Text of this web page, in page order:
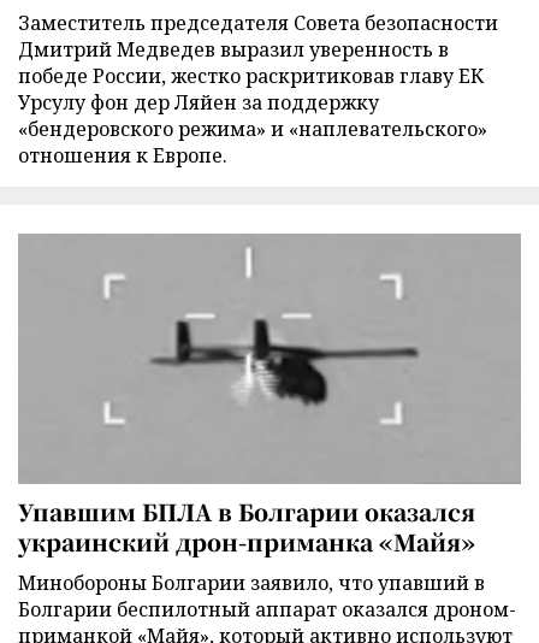
Заместитель председателя Совета безопасности
Дмитрий Медведев выразил уверенность в
победе России, жестко раскритиковав главу ЕК
Урсулу фон дер Ляйен за поддержку
«бендеровского режима» и «наплевательского»
отношения к Европе.
Упавшим БПЛА в Болгарии оказался
украинский дрон-приманка «Майя»
Минобороны Болгарии заявило, что упавший в
Болгарии беспилотный аппарат оказался дроном-
приманкой «Майя», который активно используют